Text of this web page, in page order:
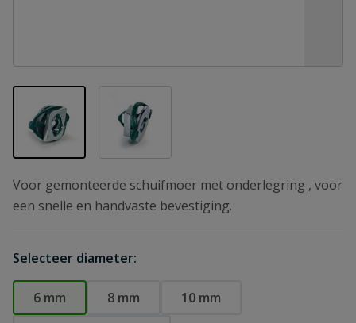
Voor gemonteerde schuifmoer met onderlegring , voor
een snelle en handvaste bevestiging.
Selecteer diameter:
6 mm 8 mm
10 mm